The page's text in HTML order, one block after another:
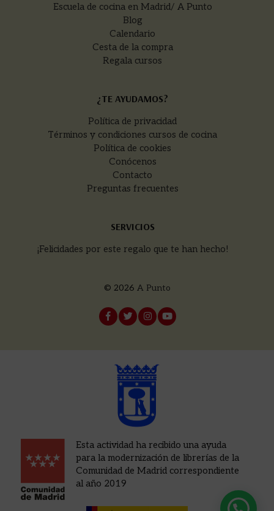
Escuela de cocina en Madrid/ A Punto
Blog
Calendario
Cesta de la compra
Regala cursos
¿TE AYUDAMOS?
Política de privacidad
Términos y condiciones cursos de cocina
Política de cookies
Conócenos
Contacto
Preguntas frecuentes
SERVICIOS
¡Felicidades por este regalo que te han hecho!
© 2026 A Punto
Esta actividad ha recibido una ayuda
para la modernización de librerías de la
Comunidad de Madrid correspondiente
al año 2019